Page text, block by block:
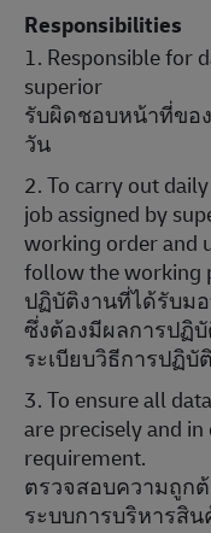
Responsibilities
1. Responsible for
superior
รับผิดชอบหน้าที่ขอ
วัน
2. To carry out
job assigned by
working order and
follow the working
ปฏิบัติงานที่ได้รับม
ซึ่งต้องมีผลการปฏิ
ระเบียบวิธีการปฏิบั
3. To ensure all
are precisely and
requirement.
ตรวจสอบความถูก
ระบบการบริหารสิ